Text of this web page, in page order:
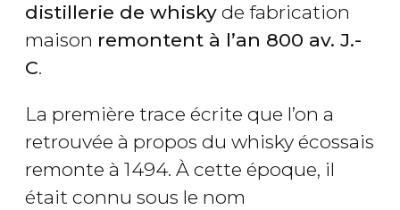
distillerie de whisky de fabrication
maison remontent à l’an 800 av. J.-
C.
La première trace écrite que l’on a
retrouvée à propos du whisky écossais
remonte à 1494. À cette époque, il
était connu sous le nom